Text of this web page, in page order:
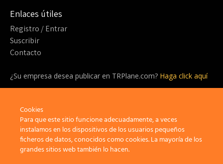
Enlaces útiles
Registro / Entrar
Suscribir
Contacto
¿Su empresa desea publicar en TRPlane.com? Haga click aquí
¡Sea parte de la comunidad detrás de TRPlane y disfrute de un
sinfín de beneficios!
Suscribir
Cookies
Para que este sitio funcione adecuadamente, a veces
instalamos en los dispositivos de los usuarios pequeños
ficheros de datos, conocidos como cookies. La mayoría de los
grandes sitios web también lo hacen.